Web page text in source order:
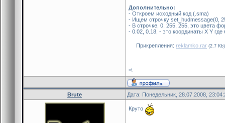
Дополнительно:
- Откроем исходный код (.sma)
- Ищем строчку set_hudmessage(0,
- В строчке, 0, 255, 255, это цвета
- 0.02, 0.18, - это координаты X Y
Прикрепления: reklamko.rar (2.7 Kb)
=\
Brute Дата: Понедельник, 28.07.2008,
Круто